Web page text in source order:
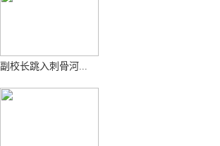
副校长跳入刺骨河...